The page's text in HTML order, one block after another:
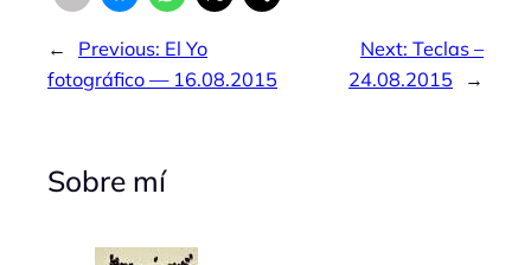
← Previous: El Yo
fotográfico — 16.08.2015
Next: Teclas –
24.08.2015
→
Sobre mí